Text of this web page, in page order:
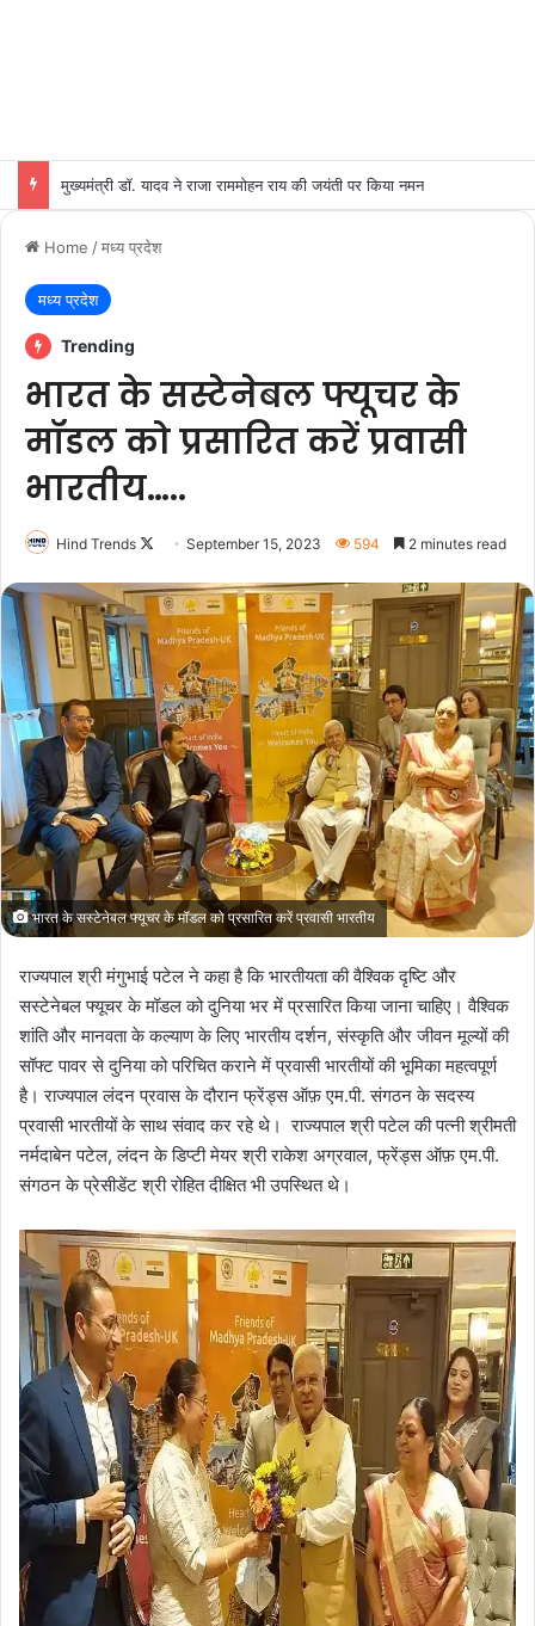
मुख्यमंत्री डॉ. यादव ने राजा राममोहन राय की जयंती पर किया नमन
Home /मध्य प्रदेश
मध्य प्रदेश
Trending
भारत के सस्टेनेबल फ्यूचर के
मॉडल को प्रसारित करें प्रवासी
भारतीय…..
Hind Trends
Follow
X
September 15, 2023 594 2 minutes read
भारत के सस्टेनेबल फ्यूचर के मॉडल को प्रसारित करें प्रवासी भारतीय
राज्यपाल श्री मंगुभाई पटेल ने कहा है कि भारतीयता की वैश्विक दृष्टि और
सस्टेनेबल फ्यूचर के मॉडल को दुनिया भर में प्रसारित किया जाना चाहिए। वैश्विक
शांति और मानवता के कल्याण के लिए भारतीय दर्शन, संस्कृति और जीवन मूल्यों की
सॉफ्ट पावर से दुनिया को परिचित कराने में प्रवासी भारतीयों की भूमिका महत्वपूर्ण
है। राज्यपाल लंदन प्रवास के दौरान फ्रेंड्स ऑफ़ एम.पी. संगठन के सदस्य
प्रवासी भारतीयों के साथ संवाद कर रहे थे। राज्यपाल श्री पटेल की पत्नी श्रीमती
नर्मदाबेन पटेल, लंदन के डिप्टी मेयर श्री राकेश अग्रवाल, फ्रेंड्स ऑफ़ एम.पी.
संगठन के प्रेसीडेंट श्री रोहित दीक्षित भी उपस्थित थे।